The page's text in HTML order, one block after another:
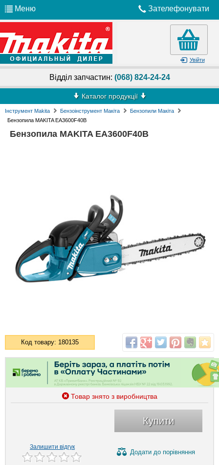
Меню Зателефонувати
Увійти
Відділ запчастин: (068) 824-24-24
Каталог продукції
Інструмент Makita Бензоінструмент Макіта
Бензопили Макіта
Бензопила MAKITA EA3600F40B
Бензопила MAKITA EA3600F40B
Код товару: 180135
Товар знято з виробництва
Купити
Залишити відгук
Додати до порівняння